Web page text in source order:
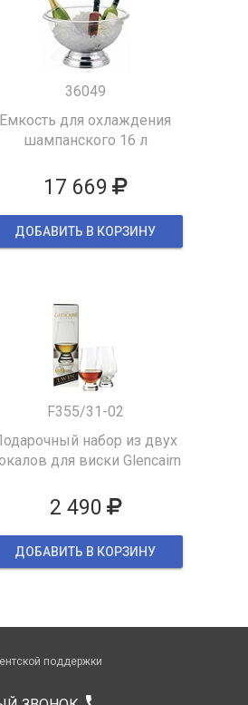
36049
Емкость для охлаждения
шампанского 16 л
17 669
ДОБАВИТЬ В КОРЗИНУ
F355/31-02
набор из двух
для виски Glencairn
2 490
ДОБАВИТЬ В КОРЗИНУ
поддержки